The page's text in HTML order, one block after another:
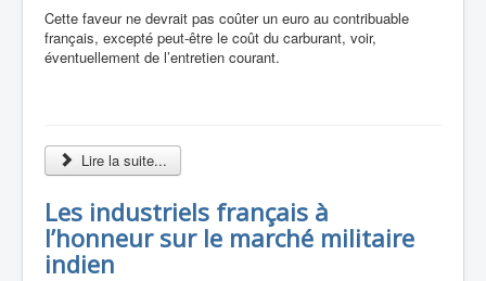
Cette faveur ne devrait pas coûter un euro au contribuable
français, excepté peut-être le coût du carburant, voir,
éventuellement de l’entretien courant.
Lire la suite...
Les industriels français à
l’honneur sur le marché militaire
indien